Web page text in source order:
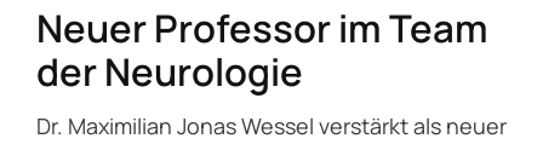
Neuer Professor im Team
der Neurologie
Dr. Maximilian Jonas Wessel verstärkt als neuer